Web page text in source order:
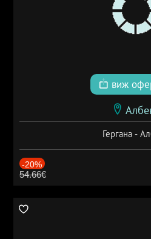
виж
Гергана -
-20%
54.66€